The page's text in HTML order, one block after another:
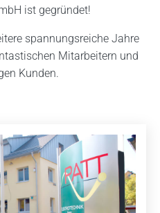
ist gegründet!
spannungsreiche Jahre
Mitarbeitern und
Kunden.